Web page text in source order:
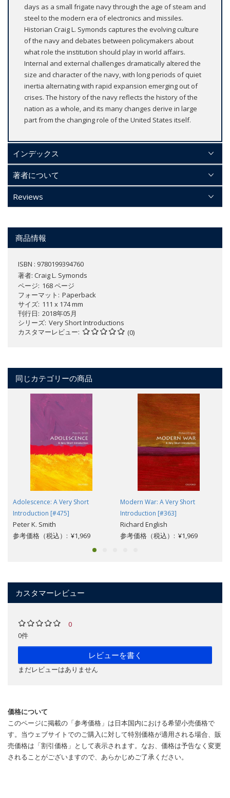
days as a small frigate navy through the age of steam and
steel to the modern era of electronics and missiles.
Historian Craig L. Symonds captures the evolving culture
of the navy and debates between policymakers about
what role the institution should play in world affairs.
Internal and external challenges dramatically altered the
size and character of the navy, with long periods of quiet
inertia alternating with rapid expansion emerging out of
crises. The history of the navy reflects the history of the
nation as a whole, and its many changes derive in large
part from the changing role of the United States itself.
インデックス
著者について
Reviews
商品情報
ISBN : 9780199394760
著者: Craig L. Symonds
ページ 168 ページ
フォーマット
Paperback
サイズ 111 x 174 mm
刊行日 2018年05月
シリーズ Very Short Introductions
カスタマーレビュー
(0)
同じカテゴリーの商品
Adolescence: A Very Short
Introduction [#475]
Peter K. Smith
参考価格（税込）: ¥1,969
Modern War: A Very Short
Introduction [#363]
Richard English
参考価格（税込）: ¥1,969
カスタマーレビュー
0
0件
レビューを書く
まだレビューはありません
価格について
このページに掲載の「参考価格」は日本国内における希望小売価格で
す。当ウェブサイトでのご購入に対して特別価格が適用される場合、販
売価格は「割引価格」として表示されます。なお、価格は予告なく変更
されることがございますので、あらかじめご了承ください。